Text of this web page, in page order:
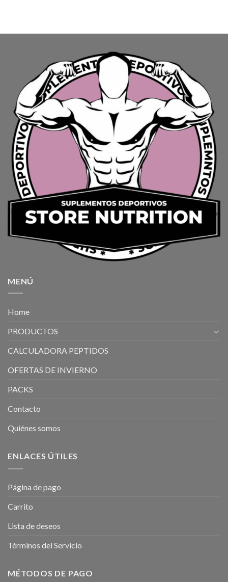
MENÚ
Home
PRODUCTOS
CALCULADORA PEPTIDOS
OFERTAS DE INVIERNO
PACKS
Contacto
Quiénes somos
ENLACES ÚTILES
Página de pago
Carrito
Lista de deseos
Términos del Servicio
MÉTODOS DE PAGO